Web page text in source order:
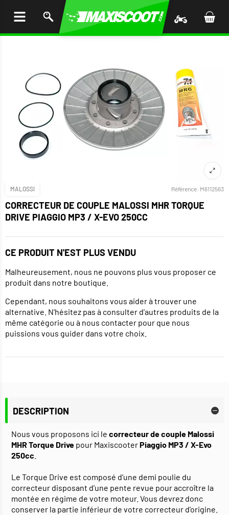
MALOSSI Référence: M6112563
CORRECTEUR DE COUPLE MALOSSI MHR TORQUE
DRIVE PIAGGIO MP3 / X-EVO 250CC
CE PRODUIT N'EST PLUS VENDU
Malheureusement, nous ne pouvons plus vous proposer ce
produit dans notre boutique.
Cependant, nous souhaitons vous aider à trouver une
alternative. N'hésitez pas à consulter d'autres produits de la
même catégorie ou à nous contacter pour que nous
puissions vous guider dans votre choix.
DESCRIPTION
Nous vous proposons ici le correcteur de couple Malossi
MHR Torque Drive pour MaxiscooterPiaggio MP3 / X-Evo
250cc
Le Torque Drive est composé d'une demi poulie du
correcteur disposant d'une pente revue pour accroître la
montée en régime de votre moteur. Vous devrez donc
conserver la partie inférieur de votre correcteur d'origine.